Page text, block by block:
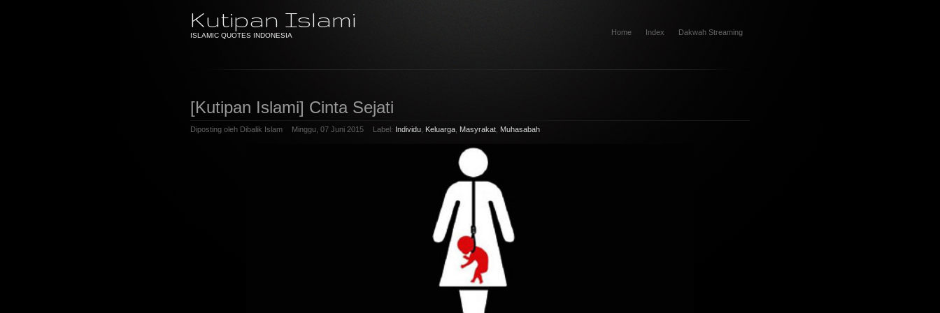
Home Index Dakwah Streaming
Kutipan Islami
ISLAMIC QUOTES INDONESIA
[Kutipan Islami] Cinta Sejati
Diposting oleh Dibalik Islam Minggu, 07 Juni 2015 Label: Individu Keluarga Masyrakat Muhasabah